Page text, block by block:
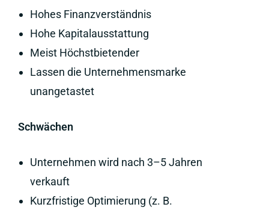
Hohes Finanzverständnis
Hohe Kapitalausstattung
Meist Höchstbietender
Lassen die Unternehmensmarke
unangetastet
Schwächen
Unternehmen wird nach 3–5 Jahren
verkauft
Kurzfristige Optimierung (z. B.